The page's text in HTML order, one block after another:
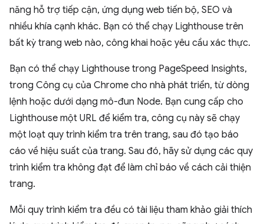
năng hỗ trợ tiếp cận, ứng dụng web tiến bộ, SEO và
nhiều khía cạnh khác. Bạn có thể chạy Lighthouse trên
bất kỳ trang web nào, công khai hoặc yêu cầu xác thực.
Bạn có thể chạy Lighthouse trong PageSpeed Insights,
trong Công cụ của Chrome cho nhà phát triển, từ dòng
lệnh hoặc dưới dạng mô-đun Node. Bạn cung cấp cho
Lighthouse một URL để kiểm tra, công cụ này sẽ chạy
một loạt quy trình kiểm tra trên trang, sau đó tạo báo
cáo về hiệu suất của trang. Sau đó, hãy sử dụng các quy
trình kiểm tra không đạt để làm chỉ báo về cách cải thiện
trang.
Mỗi quy trình kiểm tra đều có tài liệu tham khảo giải thích